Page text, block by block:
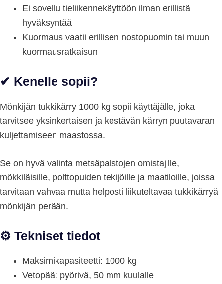
Ei sovellu tieliikennekäyttöön ilman erillistä
hyväksyntää
Kuormaus vaatii erillisen nostopuomin tai muun
kuormausratkaisun
✔ Kenelle sopii?
Mönkijän tukkikärry 1000 kg sopii käyttäjälle, joka
tarvitsee yksinkertaisen ja kestävän kärryn puutavaran
kuljettamiseen maastossa.
Se on hyvä valinta metsäpalstojen omistajille,
mökkiläisille, polttopuiden tekijöille ja maatiloille, joissa
tarvitaan vahvaa mutta helposti liikuteltavaa tukkikärryä
mönkijän perään.
⚙️ Tekniset tiedot
Maksimikapasiteetti: 1000 kg
Vetopää: pyörivä, 50 mm kuulalle